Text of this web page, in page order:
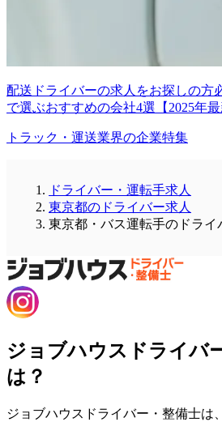
配送ドライバーの求人をお探しの方
で選ぶおすすめの会社4選【2025年最
トラック・運送業界の企業特集
ドライバー・運転手求人
東京都のドライバー求人
東京都・バス運転手のドライ
ジョブハウスドライバ
は？
ジョブハウスドライバー・整備士は